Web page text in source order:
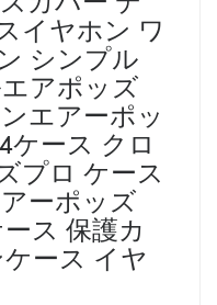
イヤホン ワ
シンプル
アポッズ
エアーポッ
ケース クロ
プロ ケース
ーポッズ
ス 保護カ
ース イヤ